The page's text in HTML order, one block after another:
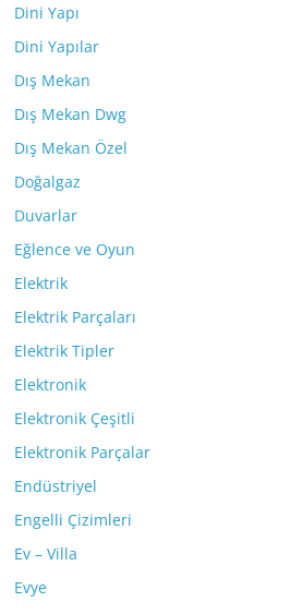
Dini Yapı
Dini Yapılar
Dış Mekan
Dış Mekan Dwg
Dış Mekan Özel
Doğalgaz
Duvarlar
Eğlence ve Oyun
Elektrik
Elektrik Parçaları
Elektrik Tipler
Elektronik
Elektronik Çeşitli
Elektronik Parçalar
Endüstriyel
Engelli Çizimleri
Ev – Villa
Evye